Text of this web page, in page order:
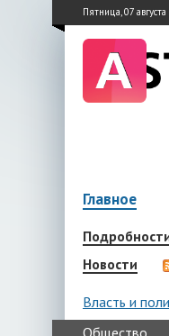
Пятница, 07
Главное
Новости
Власть и
Общество